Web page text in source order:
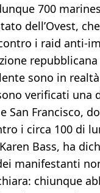
700
dell’Ovest,
i raid anti-
sono in
verificati una
San Francisco,
i circa 100 di
Bass, ha
manifestanti
chiunque